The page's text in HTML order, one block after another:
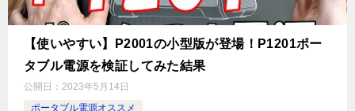
【使いやすい】P2001の小型版が登場！P1201ポー
タブル電源を検証してみた結果
公開日： 2023年5月14日
ポータブル電源オススメ